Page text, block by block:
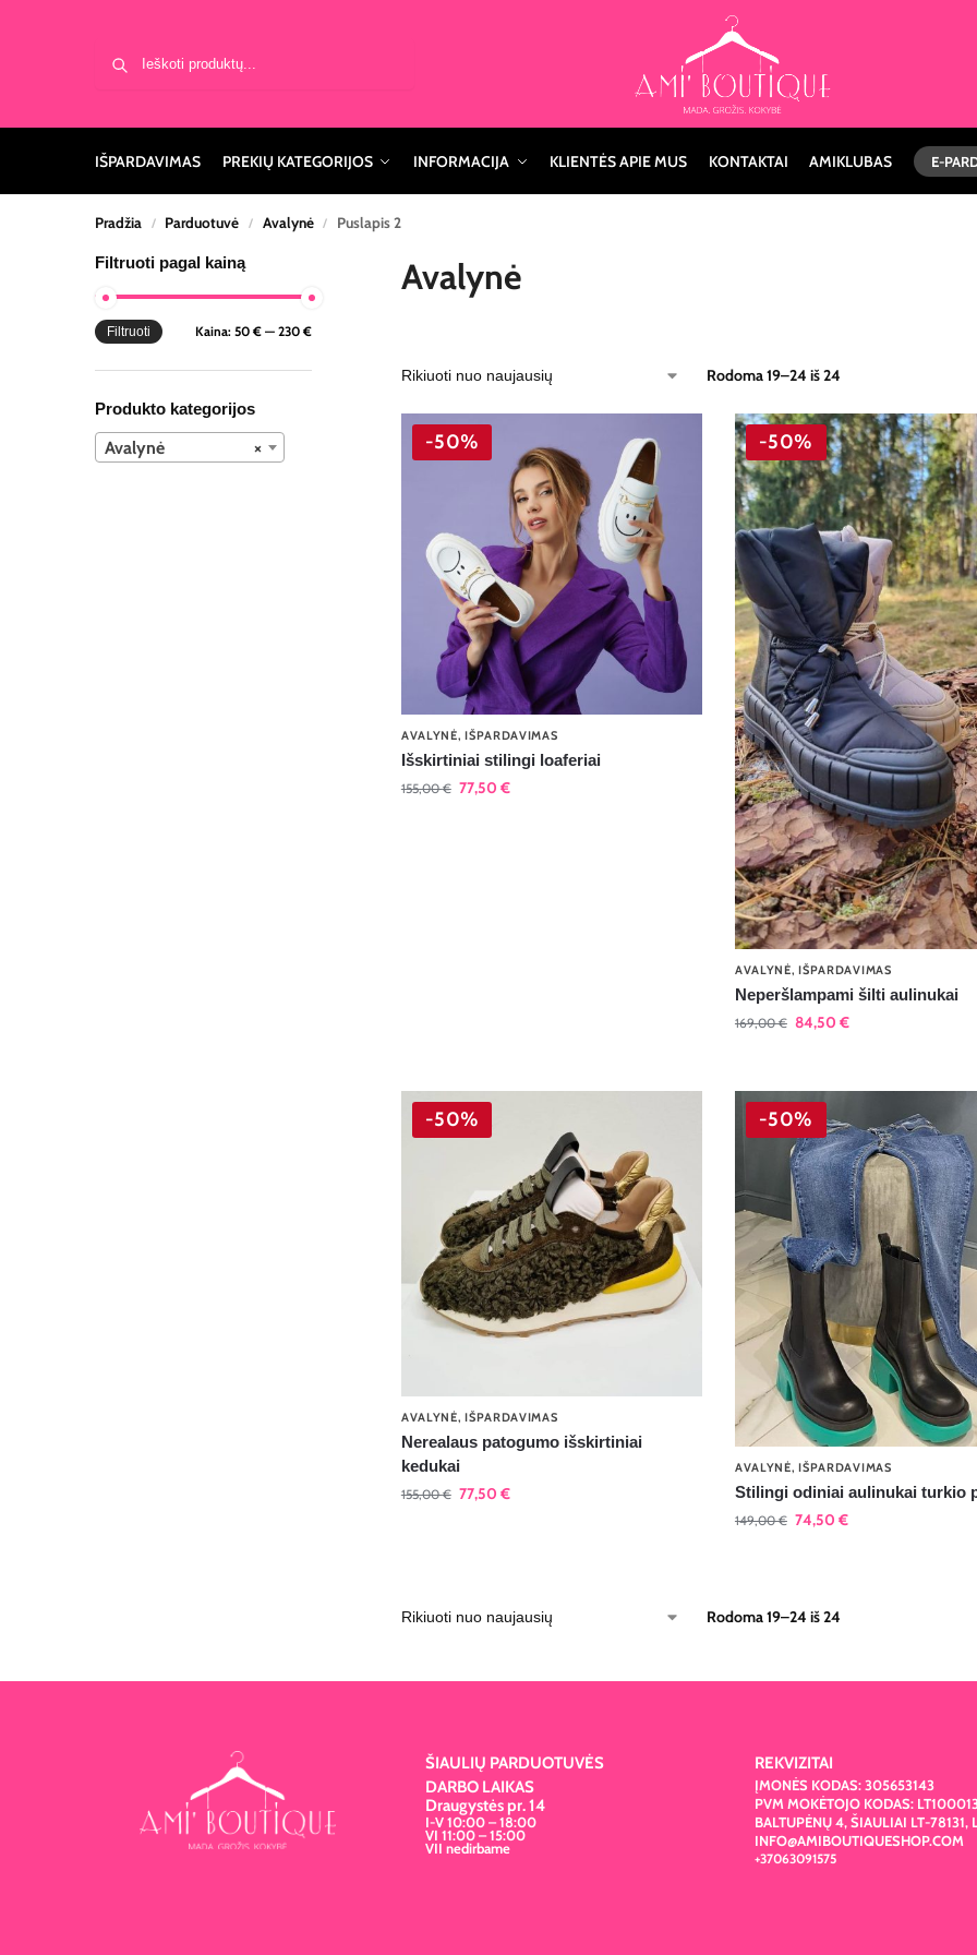
IŠPARDAVIMAS PREKIŲ KATEGORIJOS INFORMACIJA KLIENTĖS APIE MUS KONTAKTAI AMIKLUBAS E-
Pradžia / Parduotuvė / Avalynė / Puslapis 2
Avalynė
Rodoma 19–24 iš 24
-50%
AVALYNĖ,IŠPARDAVIMAS
Išskirtiniai stilingi loaferiai
155,00€ 77,50 €
-50%
AVALYNĖ,IŠPARDAVIMAS
Neperšlampami šilti aulinukai
169,00€ 84,50 €
-50%
AVALYNĖ,IŠPARDAVIMAS
Nerealaus patogumo išskirtiniai
kedukai
155,00€ 77,50 €
-50%
AVALYNĖ,IŠPARDAVIMAS
Stilingi odiniai aulinukai turkio
149,00€ 74,50 €
Rodoma 19–24 iš 24
Filtruoti pagal kainą
Filtruoti Kaina: 50 €— 230 €
Produkto kategorijos
×
Avalynė
ŠIAULIŲ PARDUOTUVĖS
DARBO LAIKAS
Draugystės pr. 14
I-V 10:00 – 18:00
VI 11:00 – 15:00
VII nedirbame
REKVIZITAI
ĮMONĖS KODAS: 305653143
PVM MOKĖTOJO KODAS:
BALTUPĖNŲ 4, ŠIAULIAI LT-78131,
INFO@AMIBOUTIQUESHOP.COM
+37063091575